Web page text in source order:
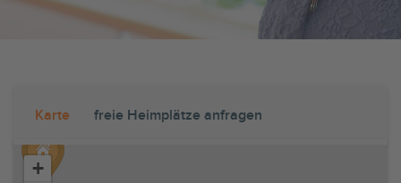
Karte freie Heimplätze anfragen
+